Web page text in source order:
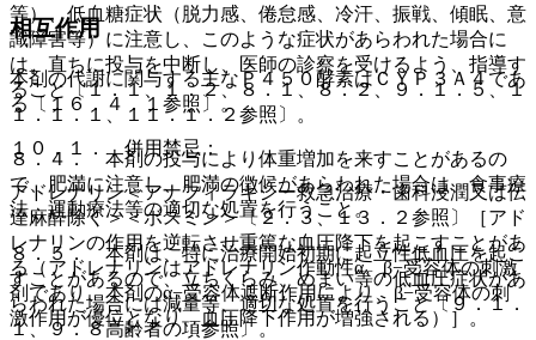
相互作用
本剤の代謝に関与する主なＰ４５０酵素はＣＹＰ３Ａ４であ
る〔１６．４．１参照〕。
１０．１． 併用禁忌：
アドレナリン＜アナフィラキシー救急治療・歯科浸潤又は伝
達麻酔除く＞＜ボスミン＞〔２．３、１３．２参照〕［アド
レナリンの作用を逆転させ重篤な血圧降下を起こすことがあ
る（アドレナリンはアドレナリン作動性α、β−受容体の刺激
剤であり、本剤のα−受容体遮断作用により、β−受容体の刺
激作用が優位となり、血圧降下作用が増強される）］。
等）、低血糖症状（脱力感、倦怠感、冷汗、振戦、傾眠、意
識障害等）に注意し、このような症状があらわれた場合に
は、直ちに投与を中断し、医師の診察を受けるよう、指導す
ること〔１．１、１．２、８．１、８．２、９．１．５、１
１．１．１、１１．１．２参照〕。
８．４． 本剤の投与により体重増加を来すことがあるの
で、肥満に注意し、肥満の徴候があらわれた場合は、食事療
法、運動療法等の適切な処置を行うこと。
８．５． 本剤は、特に治療開始初期に起立性低血圧を起こ
すことがあるので、立ちくらみ、めまい等の低血圧症状があ
らわれた場合には減量等、適切な処置を行うこと〔９．１．
１、９．８高齢者の項参照〕。